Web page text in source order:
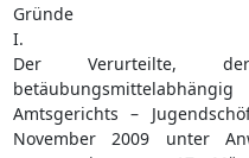
Gründe
I.
Der Verurteilte,
Amtsgerichts –
November 2009 unter